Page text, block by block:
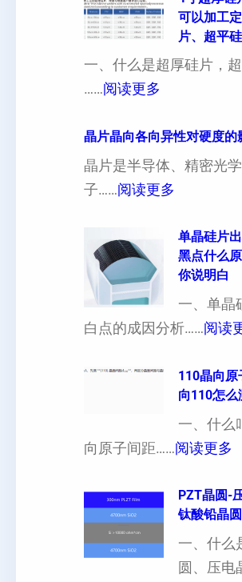
可以加工
片、超平硅
一、什么是超厚硅片，超
……阅读更多
寸
超
厚
也
以
定
超
薄
硅
晶片晶向各向异性对硬度的
晶片是半导体、精密光
子……阅读更多
片
晶
向
各
向
性
对
硬
度
影
响
单晶硅片
黑点什么
你说明白
一、单晶
白点的成因分析……阅读
110晶向原
向110怎么
一、什么
向原子间距……阅读更多
1
0
PZT晶圆-
钛酸铅晶圆
一、什么
圆、压电